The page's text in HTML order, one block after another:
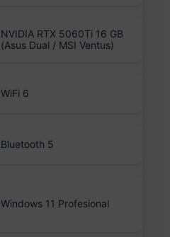
NVIDIA RTX 5060Ti 16 GB
(Asus Dual / MSI Ventus)
WiFi 6
Bluetooth 5
Windows 11 Profesional